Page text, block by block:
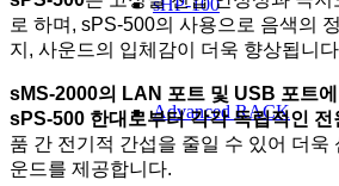
sHP-100
Advanced RACK
로 하며, sPS-500의 사용으로 음색의
지, 사운드의 입체감이 더욱 향상됩니
sMS-2000의 LAN 포트 및 USB 포트
sPS-500 한대로부터 각각 독립적인 전
품 간 전기적 간섭을 줄일 수 있어 더욱
운드를 제공합니다.